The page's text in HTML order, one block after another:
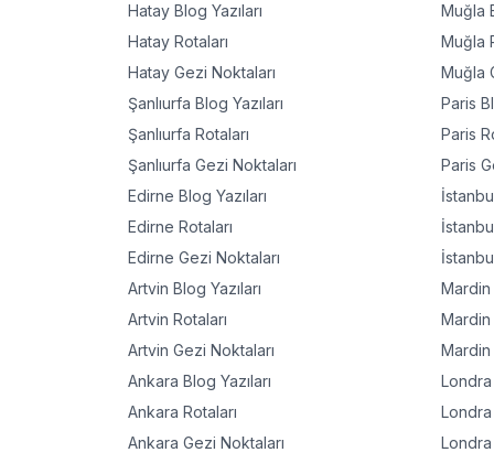
Hatay Blog Yazıları
Hatay Rotaları
Hatay Gezi Noktaları
Şanlıurfa Blog Yazıları
Şanlıurfa Rotaları
Şanlıurfa Gezi Noktaları
Edirne Blog Yazıları
Edirne Rotaları
Edirne Gezi Noktaları
Artvin Blog Yazıları
Artvin Rotaları
Artvin Gezi Noktaları
Ankara Blog Yazıları
Ankara Rotaları
Ankara Gezi Noktaları
Muğla
Muğla
Muğla
Paris
Paris
Paris
Mardin
Mardin
Mardin
Londra
Londra
Londra